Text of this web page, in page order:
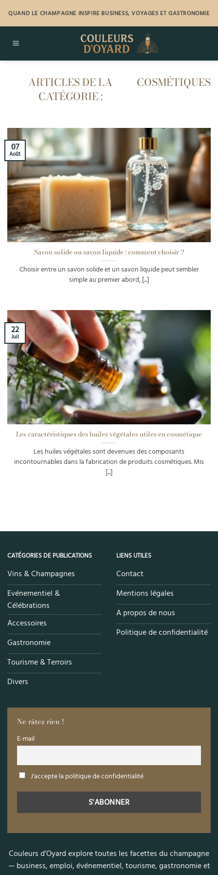
contenu
QUAND LE CHAMPAGNE INSPIRE BUSINESS, VOYAGES ET GASTRONOMIE
COSMÉTIQUES
Savon solide ou savon liquide : comment choisir ?
Choisir entre un savon solide et un savon liquide peut sembler
simple au premier abord, [...]
07
Août
Les caractéristiques des huiles végétales utiles en cosmétique
Les huiles végétales sont devenues des composants
incontournables dans la fabrication de produits cosmétiques. Mis
[...]
22
Juil
CATÉGORIES DE PUBLICATIONS
Vins & Champagnes
Evénementiel &
Célébrations
Accessoires
Gastronomie
Tourisme & Terroirs
Divers
LIENS UTILES
Contact
Mentions légales
A propos de nous
Politique de confidentialité
Ne râtez rien !
E-mail
J'accepte la politique de confidentialité
Couleurs d’Oyard explore toutes les facettes du champagne
— business, emploi, événementiel, tourisme, gastronomie et